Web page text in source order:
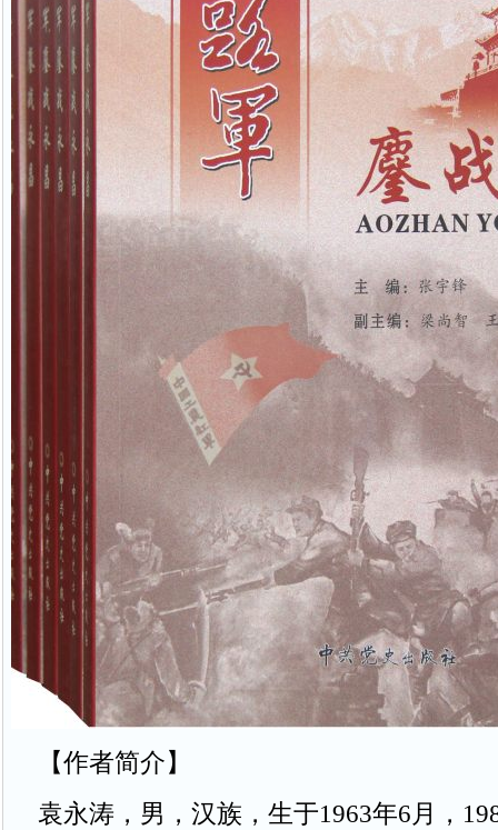
【作者简介】
袁永涛，男，汉族，生于1963年6月，